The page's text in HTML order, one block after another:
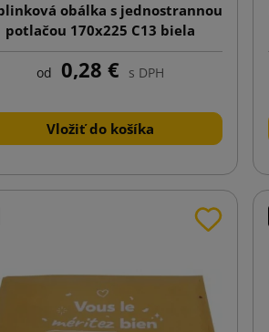
obálka s jednostrannou
potlačou 170x225 C13 biela
od 0,28 € s DPH
Vložiť do košíka